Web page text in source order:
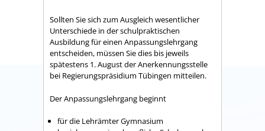
Sollten Sie sich zum Ausgleich wesentlicher
Unterschiede in der schulpraktischen
Ausbildung für einen Anpassungslehrgang
entscheiden, müssen Sie dies bis jeweils
spätestens 1. August der Anerkennungsstelle
bei Regierungspräsidium Tübingen mitteilen.
Der Anpassungslehrgang beginnt
für die Lehrämter Gymnasium